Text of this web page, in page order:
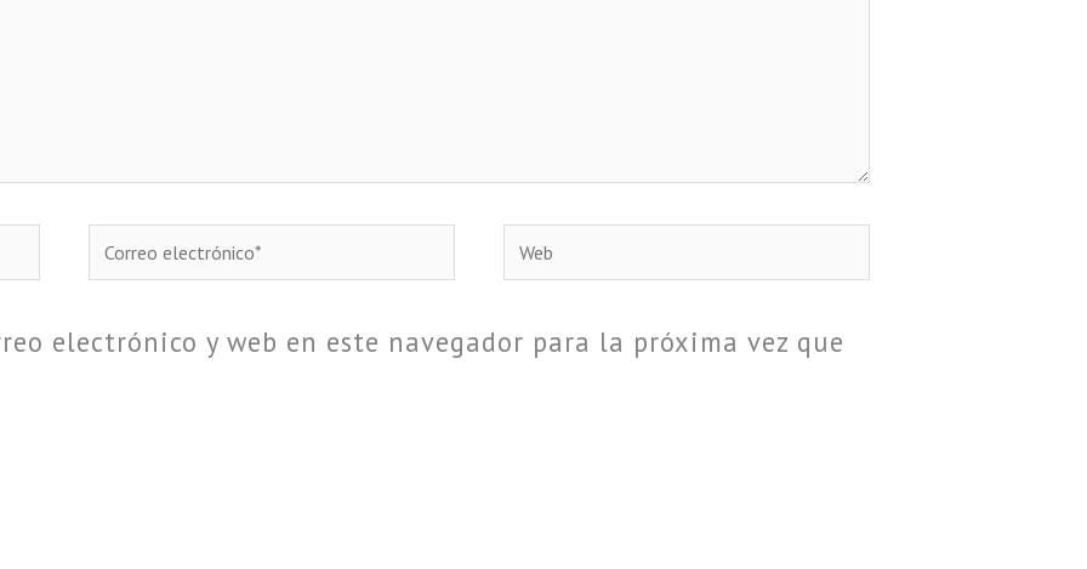
Correo
electrónico*
Web
electrónico y web en este navegador para la próxima vez que